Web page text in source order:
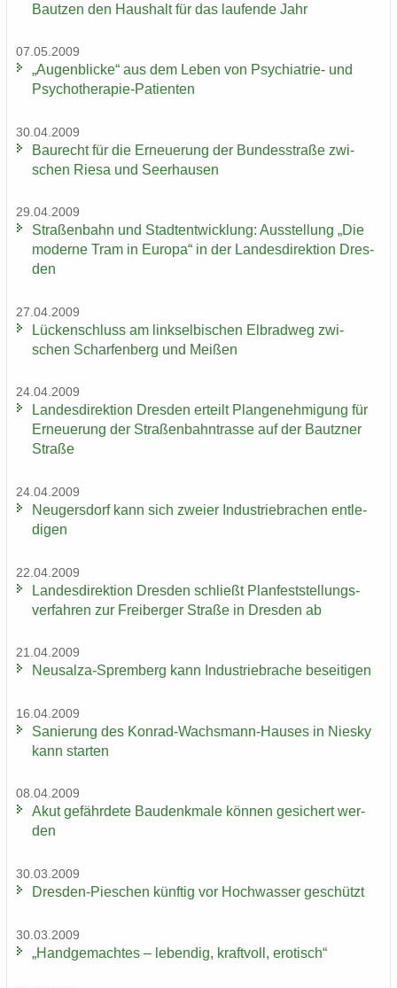
Baut­zen den Haus­halt für das lau­fen­de Jahr
07.05.2009
„Au­gen­bli­cke“ aus dem Leben von Psychiatrie-​ und
Psychotherapie-​Patienten
30.04.2009
Bau­recht für die Er­neue­rung der Bun­des­stra­ße zwi­
schen Riesa und Seer­hau­sen
29.04.2009
Stra­ßen­bahn und Stadt­ent­wick­lung: Aus­stel­lung „Die
mo­der­ne Tram in Eu­ro­pa“ in der Lan­des­di­rek­ti­on Dres­
den
27.04.2009
Lü­cken­schluss am linksel­bi­schen El­brad­weg zwi­
schen Schar­fen­berg und Mei­ßen
24.04.2009
Lan­des­di­rek­ti­on Dres­den er­teilt Plan­ge­neh­mi­gung für
Er­neue­rung der Stra­ßen­bahn­tras­se auf der Bautz­ner
Stra­ße
24.04.2009
Neu­gers­dorf kann sich zwei­er In­dus­trie­bra­chen ent­le­
di­gen
22.04.2009
Lan­des­di­rek­ti­on Dres­den schließt Plan­fest­stel­lungs­
ver­fah­ren zur Frei­ber­ger Stra­ße in Dres­den ab
21.04.2009
Neusalza-​Spremberg kann In­dus­trie­bra­che be­sei­ti­gen
16.04.2009
Sa­nie­rung des Konrad-​Wachsmann-Hauses in Nies­ky
kann star­ten
08.04.2009
Akut ge­fähr­de­te Bau­denk­ma­le kön­nen ge­si­chert wer­
den
30.03.2009
Dresden-​Pieschen künf­tig vor Hoch­was­ser ge­schützt
30.03.2009
„Hand­ge­mach­tes – le­ben­dig, kraft­voll, ero­tisch“